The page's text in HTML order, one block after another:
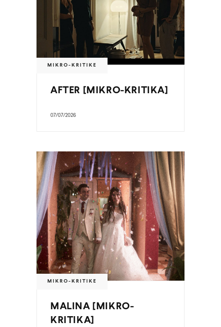
MIKRO-KRITIKE
AFTER [MIKRO-KRITIKA]
07/07/2026
MIKRO-KRITIKE
MALINA [MIKRO-
KRITIKA]